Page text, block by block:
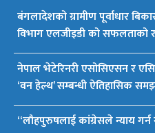
बंगलादेशको ग्रामीण पूर्वाधार
विभाग एलजीइडी को सफलताको
नेपाल भेटेरिनरी एसोसिएसन र
‘वन हेल्थ’ सम्बन्धी ऐतिहासिक
“लौहपुरुषलाई कांग्रेसले न्याय